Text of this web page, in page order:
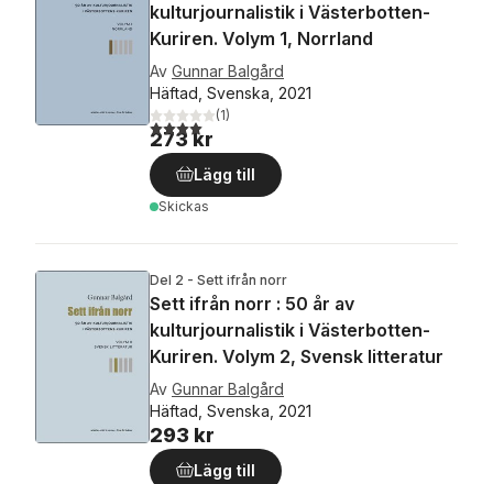
kulturjournalistik i Västerbotten-
Kuriren. Volym 1, Norrland
Av Gunnar Balgård
Häftad, Svenska, 2021
4,0utav 5 stjärnor. Totalt antal röster:
(1)
273 kr
Lägg till
Skickas
Del 2 - Sett ifrån norr
Sett ifrån norr : 50 år av
kulturjournalistik i Västerbotten-
Kuriren. Volym 2, Svensk litteratur
Av Gunnar Balgård
Häftad, Svenska, 2021
293 kr
Lägg till